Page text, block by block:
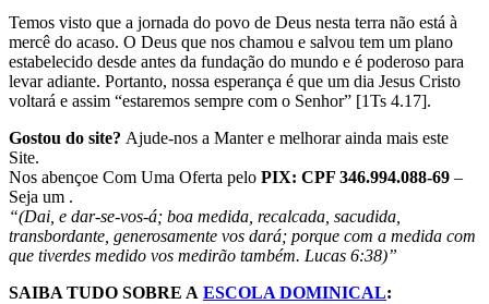
Temos visto que a jornada do povo de Deus nesta terra não está à
mercê do acaso. O Deus que nos chamou e salvou tem um plano
estabelecido desde antes da fundação do mundo e é poderoso para
levar adiante. Portanto, nossa esperança é que um dia Jesus Cristo
voltará e assim “estaremos sempre com o Senhor” [1Ts 4.17].
Gostou do site? Ajude-nos a Manter e melhorar ainda mais este
Site.
Nos abençoe Com Uma Oferta pelo PIX: CPF 346.994.088-69 –
Seja um .
“(Dai, e dar-se-vos-á; boa medida, recalcada, sacudida,
transbordante, generosamente vos dará; porque com a medida com
que tiverdes medido vos medirão também. Lucas 6:38)”
SAIBA TUDO SOBRE A ESCOLA DOMINICAL: